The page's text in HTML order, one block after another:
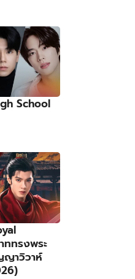
School
ททรงพระ
าวิวาห์